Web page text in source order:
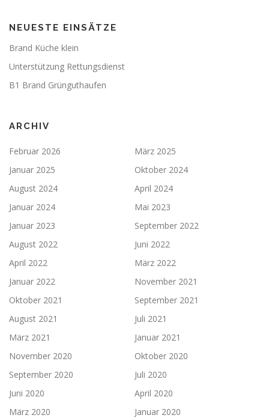
NEUESTE EINSÄTZE
Brand Küche klein
Unterstützung Rettungsdienst
B1 Brand Grünguthaufen
ARCHIV
Februar 2026
März 2025
Januar 2025
Oktober 2024
August 2024
April 2024
Januar 2024
Mai 2023
Januar 2023
September 2022
August 2022
Juni 2022
April 2022
März 2022
Januar 2022
November 2021
Oktober 2021
September 2021
August 2021
Juli 2021
März 2021
Januar 2021
November 2020
Oktober 2020
September 2020
Juli 2020
Juni 2020
April 2020
März 2020
Januar 2020